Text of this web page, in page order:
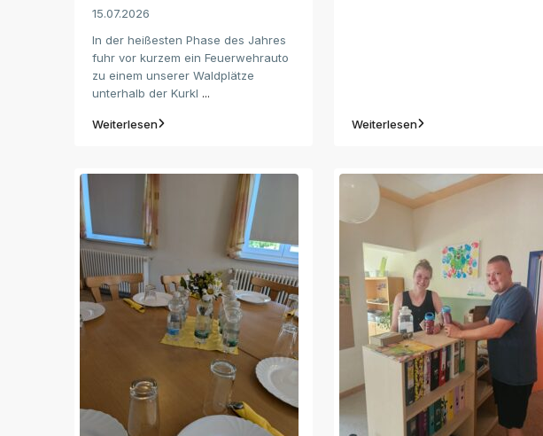
15.07.2026
In der heißesten Phase des Jahres
fuhr vor kurzem ein Feuerwehrauto
zu einem unserer Waldplätze
unterhalb der Kurkl ...
Weiterlesen Weiterlesen